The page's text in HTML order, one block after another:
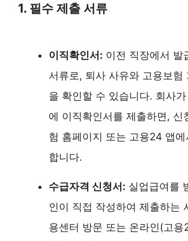
1. 필수 제출 서류
이직확인서: 이전 직장에서 발
서류로, 퇴사 사유와 고용보험
을 확인할 수 있습니다. 회사
에 이직확인서를 제출하면, 신
험 홈페이지 또는 고용24 앱
합니다.
수급자격 신청서: 실업급여를
인이 직접 작성하여 제출하는
용센터 방문 또는 온라인(고